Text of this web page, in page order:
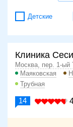
Детские
Клиника
Москва, пер. 1-ый
Маяковская
Трубная
14